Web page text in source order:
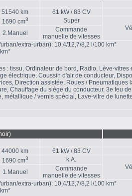
51540 km 61 kW / 83 CV
1690 cm3
Super
2.Manuel
Commande
manuelle de vitesses
extra-urban): 10,4/12,7/8,2 l/100 km*
: tissu, Ordinateur de bord, Radio, Lève-vitres
électrique, Coussin d'air de conducteur,
Direction assistée, Roues / Pneumatiques
Chauffage du siège du conducteur, 3e feu
métallique / vernis spécial, Lave-vitre de
44000 km 61 kW / 83 CV
1690 cm3
k.A.
1.Manuel
Commande
manuelle de vitesses
extra-urban): 10,4/12,7/8,2 l/100 km*